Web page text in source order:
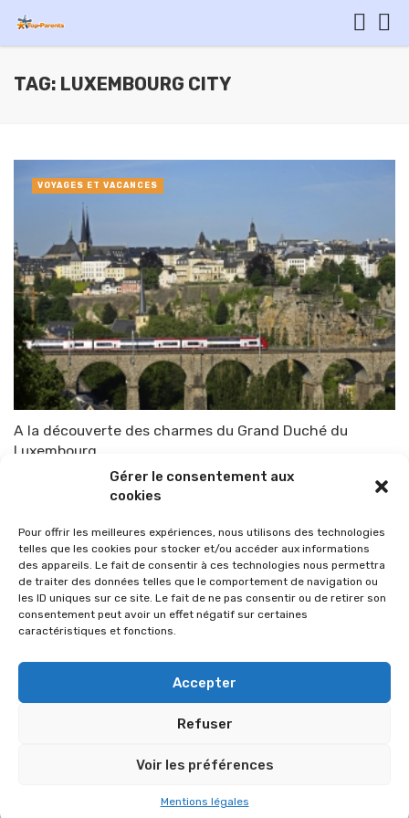
Gérer le consentement aux
cookies
Pour offrir les meilleures expériences, nous utilisons des technologies
telles que les cookies pour stocker et/ou accéder aux informations
des appareils. Le fait de consentir à ces technologies nous permettra
de traiter des données telles que le comportement de navigation ou
les ID uniques sur ce site. Le fait de ne pas consentir ou de retirer son
consentement peut avoir un effet négatif sur certaines
caractéristiques et fonctions.
Accepter
Refuser
Voir les préférences
Mentions légales
TAG: LUXEMBOURG CITY
A la découverte des charmes du Grand Duché du
Luxembourg
TOP-PARENTS 8 juillet 2015
VOYAGES ET VACANCES